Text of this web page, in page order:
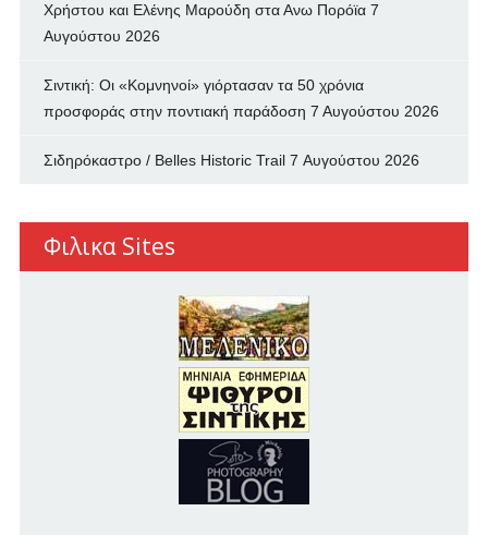
Χρήστου και Ελένης Μαρούδη στα Ανω Πορόϊα 7
Αυγούστου 2026
Σιντική: Οι «Κομνηνοί» γιόρτασαν τα 50 χρόνια
προσφοράς στην ποντιακή παράδοση 7 Αυγούστου 2026
Σιδηρόκαστρο / Belles Historic Trail 7 Αυγούστου 2026
Φιλικα Sites